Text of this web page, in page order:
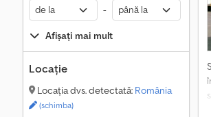
-
Afișați mai mult
Locație
Locația dvs. detectată: România
(schimba)